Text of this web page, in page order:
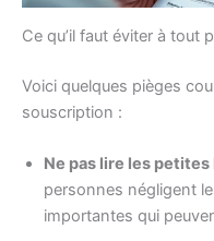
Ce qu’il faut éviter à tout
Voici quelques pièges
souscription :
Ne pas lire les petites
personnes négligent
importantes qui